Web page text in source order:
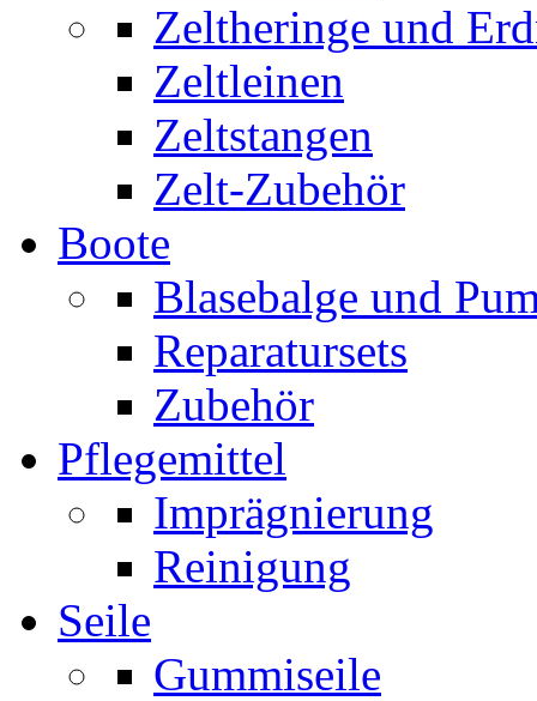
Zeltheringe und
Zeltleinen
Zeltstangen
Zelt-Zubehör
Boote
Blasebalge und
Reparatursets
Zubehör
Pflegemittel
Imprägnierung
Reinigung
Seile
Gummiseile